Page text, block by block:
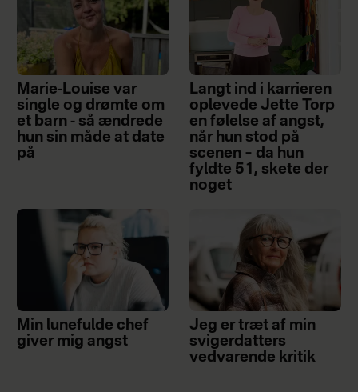
Marie-Louise var
single og drømte om
et barn - så ændrede
hun sin måde at date
på
Langt ind i karrieren
oplevede Jette Torp
en følelse af angst,
når hun stod på
scenen – da hun
fyldte 51, skete der
noget
Min lunefulde chef
giver mig angst
Jeg er træt af min
svigerdatters
vedvarende kritik